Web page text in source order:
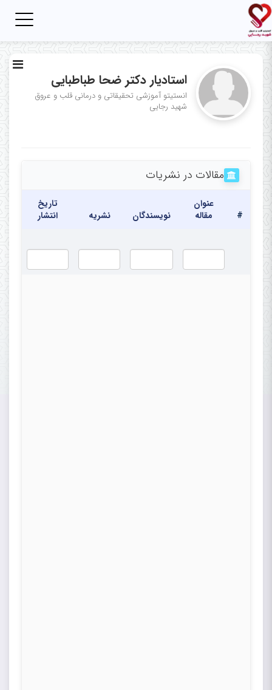
استادیار دکتر ضحا طباطبایی
انستیتو آموزشی تحقیقاتی و درمانی قلب و عروق
شهید رجایی
مقالات در نشریات
#
عنوان
مقاله
نویسندگان نشریه
تاریخ
انتشار